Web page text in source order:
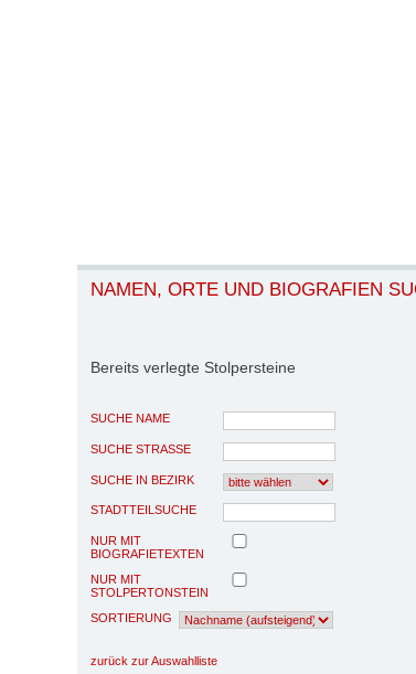
NAMEN, ORTE UND BIOGRAFIEN
Bereits verlegte Stolpersteine
SUCHE NAME
SUCHE STRASSE
SUCHE IN BEZIRK
STADTTEILSUCHE
NUR MIT
BIOGRAFIETEXTEN
NUR MIT
STOLPERTONSTEIN
SORTIERUNG
zurück zur Auswahlliste